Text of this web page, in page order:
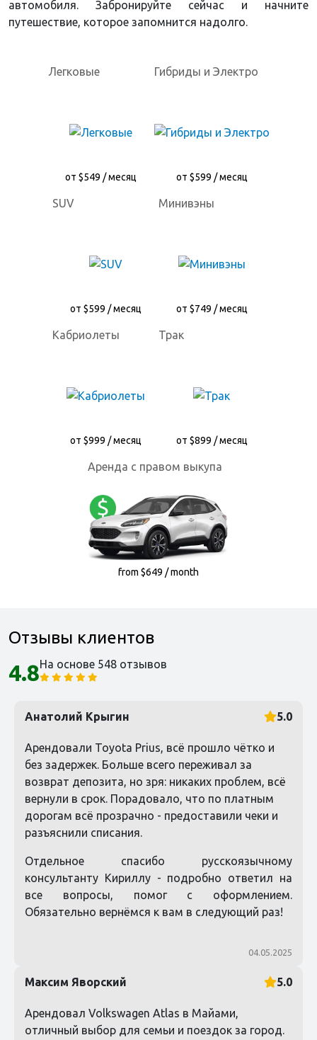
автомобиля. Забронируйте сейчас и начните
путешествие, которое запомнится надолго.
Легковые
от $549 / месяц
Гибриды и Электро
от $599 / месяц
SUV
от $599 / месяц
Минивэны
от $749 / месяц
Кабриолеты
от $999 / месяц
Трак
от $899 / месяц
Аренда с правом выкупа
from $649 / month
Отзывы клиентов
4.8На основе 548 отзывов
Анатолий Крыгин 5.0
Арендовали Toyota Prius, всё прошло чётко и
без задержек. Больше всего переживал за
возврат депозита, но зря: никаких проблем, всё
вернули в срок. Порадовало, что по платным
дорогам всё прозрачно - предоставили чеки и
разъяснили списания.
Отдельное спасибо русскоязычному
консультанту Кириллу - подробно ответил на
все вопросы, помог с оформлением.
Обязательно вернёмся к вам в следующий раз!
04.05.2025
Максим Яворский 5.0
Арендовал Volkswagen Atlas в Майами,
отличный выбор для семьи и поездок за город.